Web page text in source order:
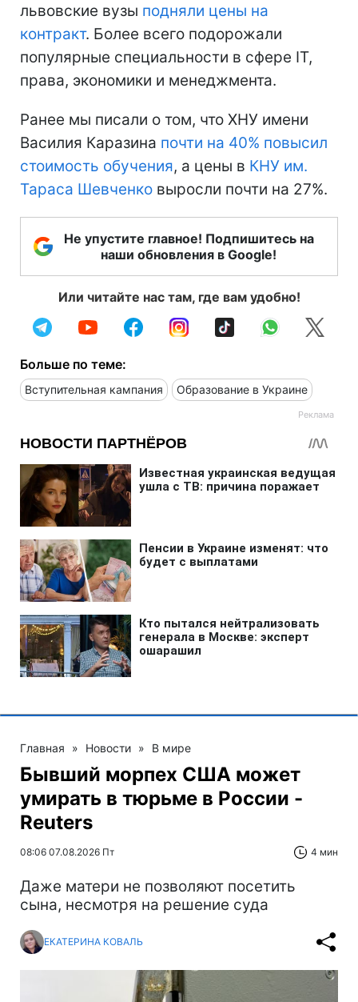
львовские вузы подняли цены на
контракт. Более всего подорожали
популярные специальности в сфере ІТ,
права, экономики и менеджмента.
Ранее мы писали о том, что ХНУ имени
Василия Каразина почти на 40% повысил
стоимость обучения, а цены в КНУ им.
Тараса Шевченко выросли почти на 27%.
Не упустите главное! Подпишитесь на
наши обновления в Google!
Или читайте нас там, где вам удобно!
Больше по теме:
Вступительная кампания Образование в Украине
Главная » Новости » В мире
Бывший морпех США может
умирать в тюрьме в России -
Reuters
08:06 07.08.2026 Пт 4 мин
Даже матери не позволяют посетить
сына, несмотря на решение суда
ЕКАТЕРИНА КОВАЛЬ